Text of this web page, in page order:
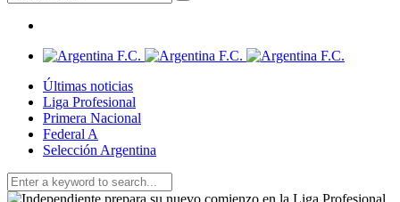
Últimas noticias
Liga Profesional
Primera Nacional
Federal A
Selección Argentina